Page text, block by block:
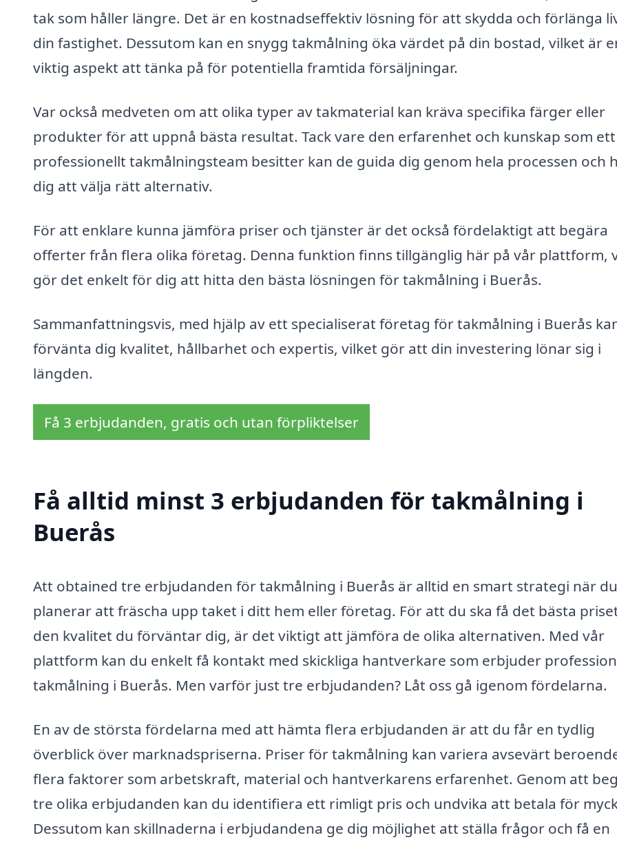
tak som håller längre. Det är en kostnadseffektiv lösning för att skydda och förlänga
din fastighet. Dessutom kan en snygg takmålning öka värdet på din bostad, vilket är
viktig aspekt att tänka på för potentiella framtida försäljningar.
Var också medveten om att olika typer av takmaterial kan kräva specifika färger eller
produkter för att uppnå bästa resultat. Tack vare den erfarenhet och kunskap som ett
professionellt takmålningsteam besitter kan de guida dig genom hela processen och
dig att välja rätt alternativ.
För att enklare kunna jämföra priser och tjänster är det också fördelaktigt att begära
offerter från flera olika företag. Denna funktion finns tillgänglig här på vår plattform,
gör det enkelt för dig att hitta den bästa lösningen för takmålning i Buerås.
Sammanfattningsvis, med hjälp av ett specialiserat företag för takmålning i Buerås
förvänta dig kvalitet, hållbarhet och expertis, vilket gör att din investering lönar sig i
längden.
Få 3 erbjudanden, gratis och utan förpliktelser
Få alltid minst 3 erbjudanden för takmålning i
Buerås
Att obtained tre erbjudanden för takmålning i Buerås är alltid en smart strategi när du
planerar att fräscha upp taket i ditt hem eller företag. För att du ska få det bästa
den kvalitet du förväntar dig, är det viktigt att jämföra de olika alternativen. Med vår
plattform kan du enkelt få kontakt med skickliga hantverkare som erbjuder
takmålning i Buerås. Men varför just tre erbjudanden? Låt oss gå igenom fördelarna.
En av de största fördelarna med att hämta flera erbjudanden är att du får en tydlig
överblick över marknadspriserna. Priser för takmålning kan variera avsevärt
flera faktorer som arbetskraft, material och hantverkarens erfarenhet. Genom att
tre olika erbjudanden kan du identifiera ett rimligt pris och undvika att betala för
Dessutom kan skillnaderna i erbjudandena ge dig möjlighet att ställa frågor och få en